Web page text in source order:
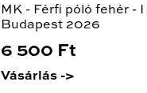
MK - Férfi póló fehér - I
Budapest 2026
6 500 Ft
Vásárlás ->